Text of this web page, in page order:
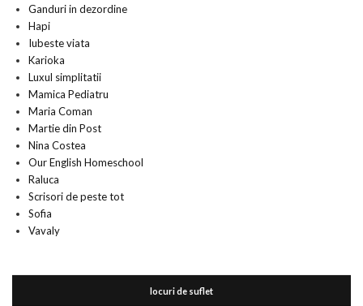
Ganduri in dezordine
Hapi
Iubeste viata
Karioka
Luxul simplitatii
Mamica Pediatru
Maria Coman
Martie din Post
Nina Costea
Our English Homeschool
Raluca
Scrisori de peste tot
Sofia
Vavaly
locuri de suflet